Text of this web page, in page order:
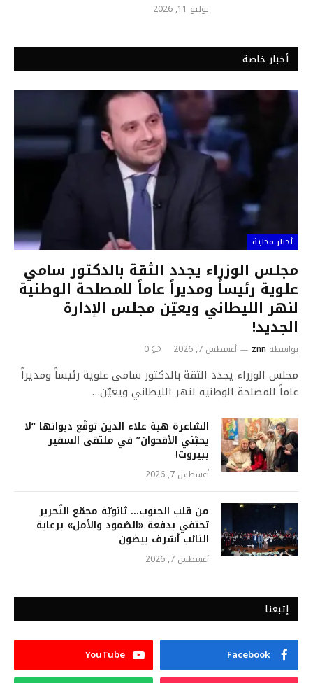
يوليو 11, 2026
أخبار خاصة
أخبار محلية
مجلس الوزراء يجدد الثقة بالدكتور سامي
علوية رئيساً ومديراً عاماً للمصلحة الوطنية
لنهر الليطاني ويعيّن مجلس الإدارة
الجديد!
بواسطة znn أغسطس 7, 2026 0
مجلس الوزراء يجدد الثقة بالدكتور سامي علوية رئيساً ومديراً
عاماً للمصلحة الوطنية لنهر الليطاني ويعيّن…
الشاعرة هبة علاء الدين توقّع ديوانها “لا
يحبّني الأقحوان” في ملتقى السفير
ببيروت!
أغسطس 7, 2026
من قلب الجنوب… ثانويّة مجمّع التّحرير
تحتفي بدفعة «الصّمود والأمل» برعاية
النائب أشرف بيضون
أغسطس 7, 2026
إتبعنا
Facebook
YouTube